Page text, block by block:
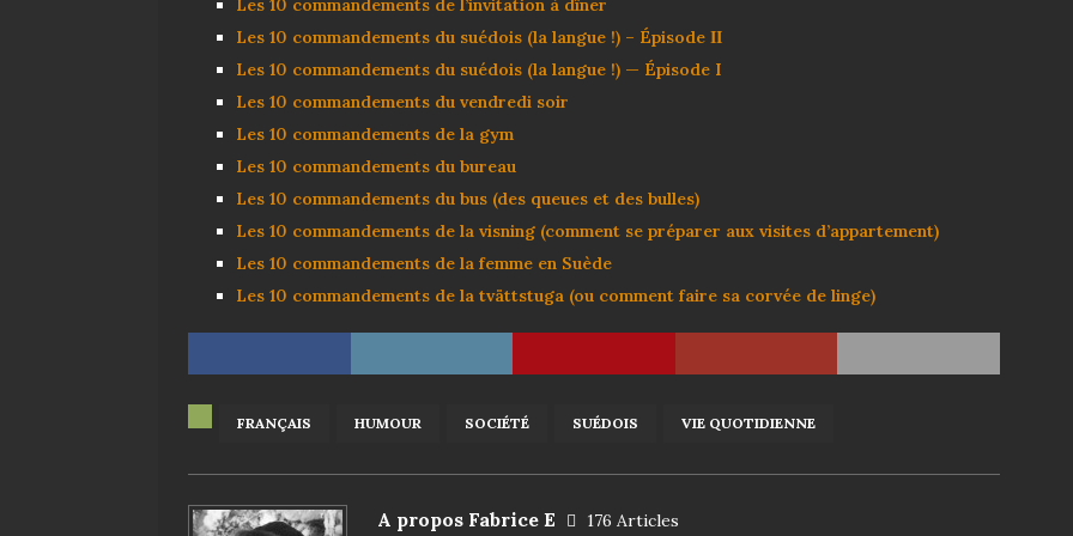
Les 10 commandements du suédois (la langue !) – Épisode ΙΙ
Les 10 commandements du suédois (la langue !) — Épisode I
Les 10 commandements du vendredi soir
Les 10 commandements de la gym
Les 10 commandements du bureau
Les 10 commandements du bus (des queues et des bulles)
Les 10 commandements de la visning (comment se préparer aux visites d’appartement)
Les 10 commandements de la femme en Suède
Les 10 commandements de la tvättstuga (ou comment faire sa corvée de linge)
FRANÇAIS HUMOUR SOCIÉTÉ SUÉDOIS VIE QUOTIDIENNE
A propos Fabrice E 176 Articles